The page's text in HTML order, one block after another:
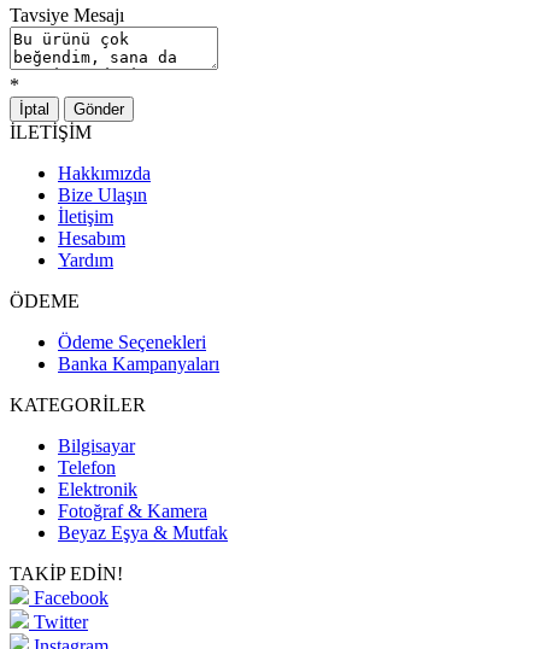
Tavsiye Mesajı
*
İptal Gönder
İLETİŞİM
Hakkımızda
Bize Ulaşın
İletişim
Hesabım
Yardım
ÖDEME
Ödeme Seçenekleri
Banka Kampanyaları
KATEGORİLER
Bilgisayar
Telefon
Elektronik
Fotoğraf & Kamera
Beyaz Eşya & Mutfak
TAKİP EDİN!
Facebook
Twitter